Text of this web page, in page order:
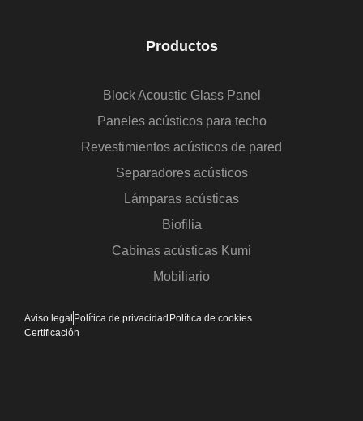
Productos
Block Acoustic Glass Panel
Paneles acústicos para techo
Revestimientos acústicos de pared
Separadores acústicos
Lámparas acústicas
Biofilia
Cabinas acústicas Kumi
Mobiliario
Aviso legal Política de privacidad Política de cookies
Certificación